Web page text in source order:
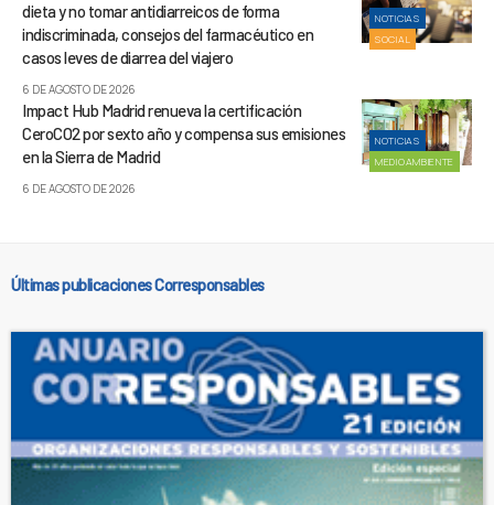
NOTICIAS
SOCIAL
dieta y no tomar antidiarreicos de forma
indiscriminada, consejos del farmacéutico en
casos leves de diarrea del viajero
6 DE AGOSTO DE 2026
NOTICIAS
MEDIOAMBIENTE
Impact Hub Madrid renueva la certificación
CeroCO2 por sexto año y compensa sus emisiones
en la Sierra de Madrid
6 DE AGOSTO DE 2026
Últimas publicaciones Corresponsables